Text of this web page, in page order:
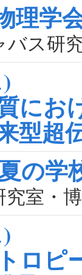
理学
ス研
にお
型超
の学
室・
ロピ